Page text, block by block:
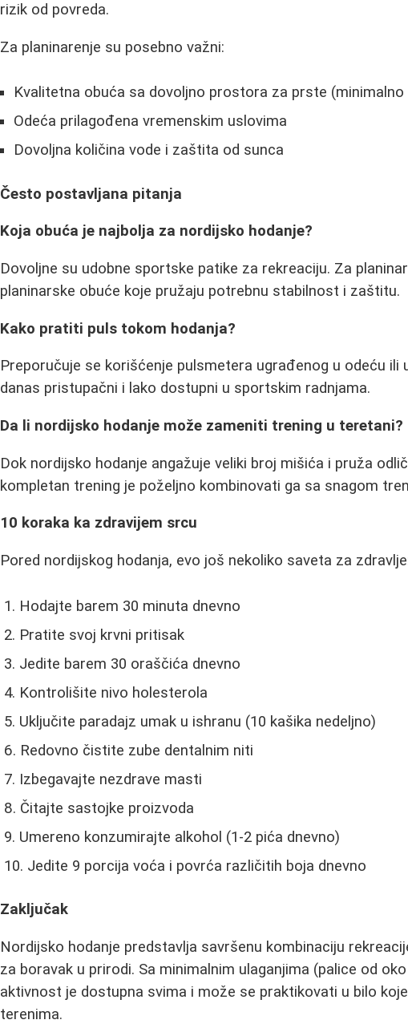
rizik od povreda.
Za planinarenje su posebno važni:
Kvalitetna obuća sa dovoljno prostora za prste (minimalno
Odeća prilagođena vremenskim uslovima
Dovoljna količina vode i zaštita od sunca
Često postavljana pitanja
Koja obuća je najbolja za nordijsko hodanje?
Dovoljne su udobne sportske patike za rekreaciju. Za
planinarske obuće koje pružaju potrebnu stabilnost i zaštitu.
Kako pratiti puls tokom hodanja?
Preporučuje se korišćenje pulsmetera ugrađenog u odeću ili
danas pristupačni i lako dostupni u sportskim radnjama.
Da li nordijsko hodanje može zameniti trening u teretani?
Dok nordijsko hodanje angažuje veliki broj mišića i pruža
kompletan trening je poželjno kombinovati ga sa snagom
10 koraka ka zdravijem srcu
Pored nordijskog hodanja, evo još nekoliko saveta za
Hodajte barem 30 minuta dnevno
Pratite svoj krvni pritisak
Jedite barem 30 oraščića dnevno
Kontrolišite nivo holesterola
Uključite paradajz umak u ishranu (10 kašika nedeljno)
Redovno čistite zube dentalnim niti
Izbegavajte nezdrave masti
Čitajte sastojke proizvoda
Umereno konzumirajte alkohol (1-2 pića dnevno)
Jedite 9 porcija voća i povrća različitih boja dnevno
Zaključak
Nordijsko hodanje predstavlja savršenu kombinaciju
za boravak u prirodi. Sa minimalnim ulaganjima (palice od
aktivnost je dostupna svima i može se praktikovati u bilo
terenima.